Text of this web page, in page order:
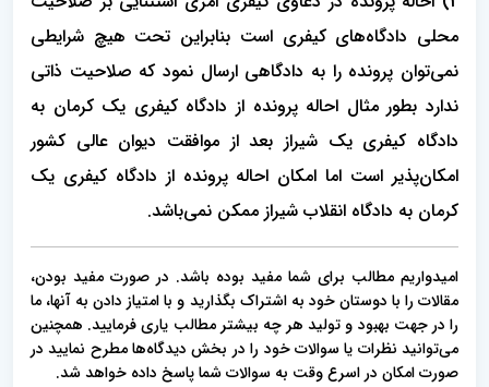
محلی دادگاه‌های کیفری است بنابراین تحت هیچ شرایطی
نمی‌توان پرونده را به دادگاهی ارسال نمود که صلاحیت ذاتی
ندارد بطور مثال احاله پرونده از دادگاه کیفری یک کرمان به
دادگاه کیفری یک شیراز بعد از موافقت دیوان‌ عالی کشور
امکان‌پذیر است اما امکان احاله پرونده از دادگاه کیفری یک
کرمان به دادگاه انقلاب شیراز ممکن نمی‌باشد.
امیدواریم مطالب برای شما مفید بوده باشد. در صورت مفید بودن،
مقالات را با دوستان خود به اشتراک بگذارید و با امتیاز دادن به آنها، ما
را در جهت بهبود و تولید هر چه بیشتر مطالب یاری فرمایید. همچنین
می‌توانید نظرات یا سوالات خود را در بخش دیدگاه‌ها مطرح نمایید در
صورت امکان در اسرع وقت به سوالات شما پاسخ داده خواهد شد.